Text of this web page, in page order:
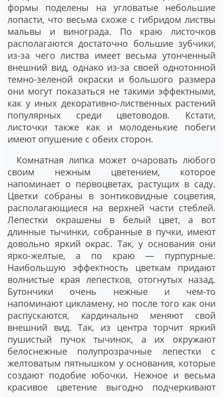
формы поделены на угловатые небольшие
лопасти, что весьма схоже с гибридом листвы
мальвы и винограда. По краю листочков
располагаются достаточно большие зубчики,
из-за чего листва имеет весьма утонченный
внешний вид, однако из-за своей однотонной
темно-зеленой окраски и большого размера
они могут показаться не такими эффектными,
как у иных декоративно-лиственных растений
популярных среди цветоводов. Кстати,
листочки также как и молоденькие побеги
имеют опушение с обеих сторон.
Комнатная липка может очаровать любого
своим нежным цветением, которое
напоминает о первоцветах, растущих в саду.
Цветки собраны в зонтиковидные соцветия,
располагающиеся на верхней части стеблей.
Лепестки окрашены в белый цвет, а вот
длинные тычинки, собранные в пучки, имеют
довольно яркий окрас. Так, у основания они
ярко-желтые, а по краю ― пурпурные.
Наибольшую эффектность цветкам придают
волнистые края лепестков, отогнутых назад.
Бутончики очень нежные и чем-то
напоминают цикламену, но после того как они
распускаются, кардинально меняют свой
внешний вид. Так, из центра торчит яркий
пушистый пучок тычинок, а их окружают
белоснежные полупрозрачные лепестки с
желтоватым пятнышком у основания, которые
создают подобие юбочки. Нежное и весьма
красивое цветение выгодно подчеркивают